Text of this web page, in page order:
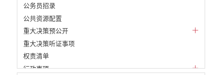
公务员招录
公共资源配置
重大决策预公开
重大决策听证事项
权责清单
行政事项